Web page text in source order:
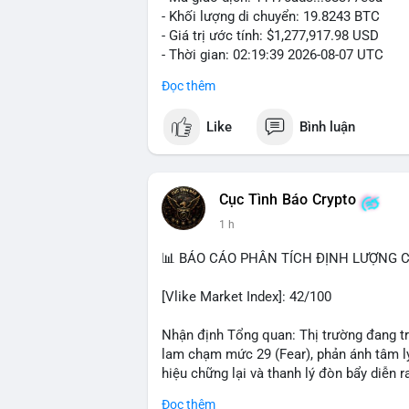
- Khối lượng di chuyển: 19.8243 BTC
- Giá trị ước tính: $1,277,917.98 USD
- Thời gian: 02:19:39 2026-08-07 UTC
Khối lượng gần 20 BTC trị giá hơn 1.27
động này thiên về chuyển ví lạnh để
lượng không quá lớn để gây sốc thanh
Nhà đầu tư nhỏ lẻ nên theo dõi xác
tương tự trong 24 giờ tới. Nếu xu hướng
chiếm ưu thế, phù hợp với chiến lược
Đọc thêm
Like Bình luận
Cục Tình Báo Crypto
1 h
📊 BÁO CÁO PHÂN TÍCH ĐỊNH LƯỢNG
[Vlike Market Index]: 42/100
Nhận định Tổng quan: Thị trường đang
lam chạm mức 29 (Fear), phản ánh
hiệu chững lại và thanh lý đòn bẩy diễn
Đọc thêm